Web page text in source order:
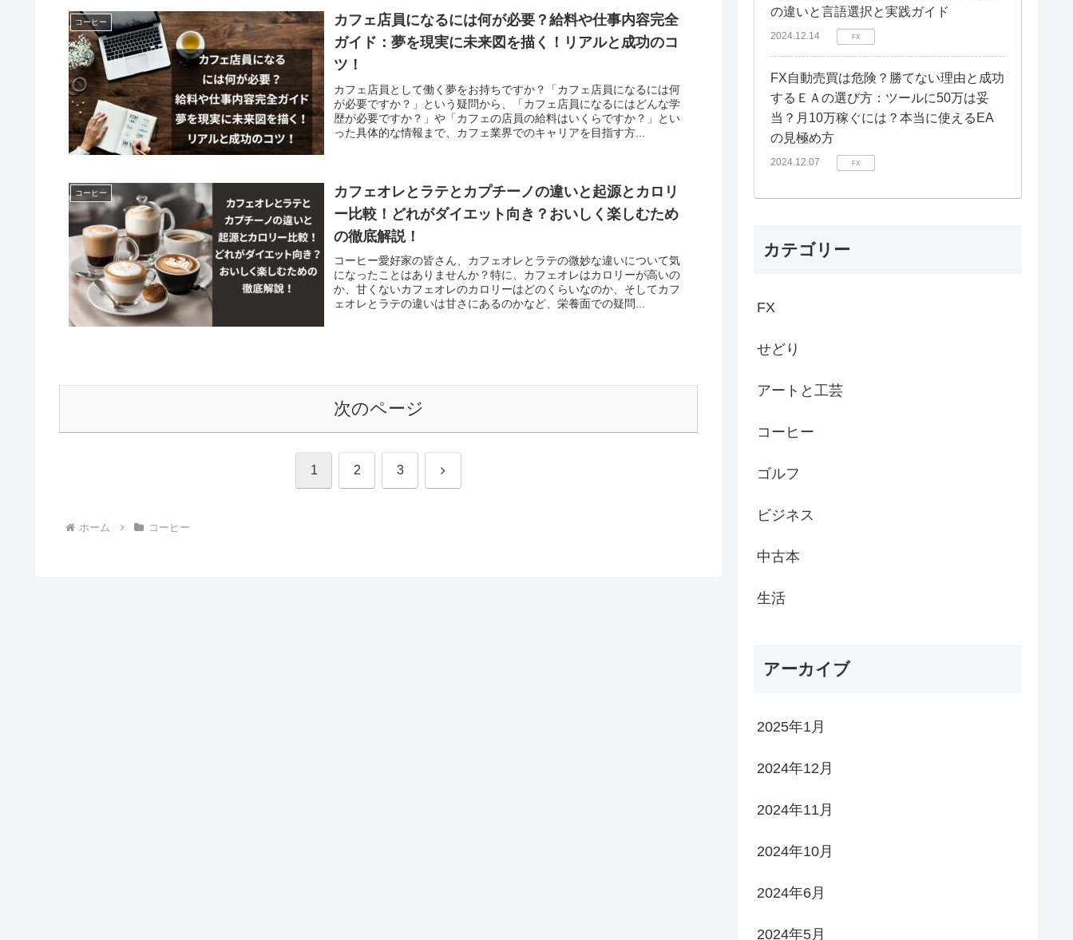
コーヒー
カフェ店員になるには何が必要？給料や仕事内容完全
ガイド：夢を現実に未来図を描く！リアルと成功のコ
ツ！
カフェ店員として働く夢をお持ちですか？「カフェ店員になるには何
が必要ですか？」という疑問から、「カフェ店員になるにはどんな学
歴が必要ですか？」や「カフェの店員の給料はいくらですか？」とい
った具体的な情報まで、カフェ業界でのキャリアを目指す方...
コーヒー
カフェオレとラテとカプチーノの違いと起源とカロリ
ー比較！どれがダイエット向き？おいしく楽しむため
の徹底解説！
コーヒー愛好家の皆さん、カフェオレとラテの微妙な違いについて気
になったことはありませんか？特に、カフェオレはカロリーが高いの
か、甘くないカフェオレのカロリーはどのくらいなのか、そしてカフ
ェオレとラテの違いは甘さにあるのかなど、栄養面での疑問...
次のページ
1 2 3 次
ホーム コーヒー
の違いと言語選択と実践ガイド
2024.12.14 FX
FX自動売買は危険？勝てない理由と成功
するＥＡの選び方：ツールに50万は妥
当？月10万稼ぐには？本当に使えるEA
の見極め方
2024.12.07 FX
カテゴリー
FX
せどり
アートと工芸
コーヒー
ゴルフ
ビジネス
中古本
生活
アーカイブ
2025年1月
2024年12月
2024年11月
2024年10月
2024年6月
2024年5月